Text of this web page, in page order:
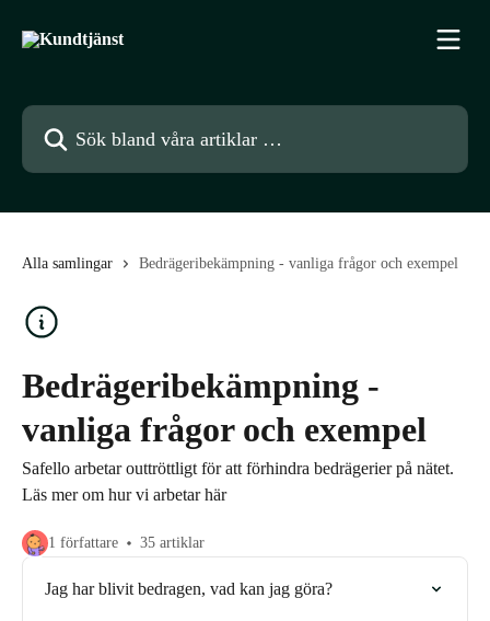
Sök bland våra artiklar …
Alla samlingar Bedrägeribekämpning - vanliga frågor och exempel
Bedrägeribekämpning -
vanliga frågor och exempel
Safello arbetar outtröttligt för att förhindra bedrägerier på nätet.
Läs mer om hur vi arbetar här
1 författare 35 artiklar
Jag har blivit bedragen, vad kan jag göra?